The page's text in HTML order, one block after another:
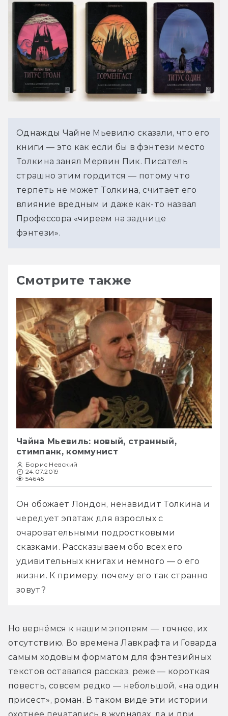
Однажды Чайне Мьевилю сказали, что его
книги — это как если бы в фэнтези место
Толкина занял Мервин Пик. Писатель
страшно этим гордится — потому что
терпеть не может Толкина, считает его
влияние вредным и даже как-то назвал
Профессора «чиреем на заднице
фэнтези».
Смотрите также
Чайна Мьевиль: новый, странный,
стимпанк, коммунист
Борис Невский
24.07.2019
54645
Он обожает Лондон, ненавидит Толкина и
чередует эпатаж для взрослых с
очаровательными подростковыми
сказками. Рассказываем обо всех его
удивительных книгах и немного — о его
жизни. К примеру, почему его так странно
зовут?
Но вернёмся к нашим эпопеям — точнее, их
отсутствию. Во времена Лавкрафта и Говарда
самым ходовым форматом для фэнтезийных
текстов оставался рассказ, реже — короткая
повесть, совсем редко — небольшой, «на один
присест», роман. В таком виде эти истории